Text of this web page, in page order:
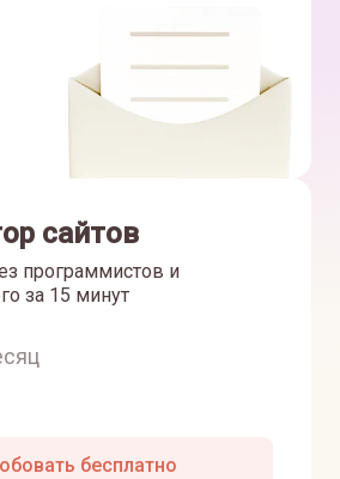
сайтов
программистов и
за 15 минут
бесплатно